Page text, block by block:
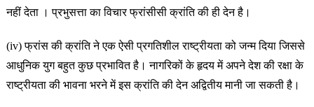
नहीं देता । प्रभुसत्ता का विचार फ्रांसीसी क्रांति की ही देन है।
(iv) फ्रांस की क्रांति ने एक ऐसी प्रगतिशील राष्ट्रीयता को जन्म दिया जिससे
आधुनिक युग बहुत कुछ प्रभावित है। नागरिकों के हृदय में अपने देश की रक्षा के
राष्ट्रीयता की भावना भरने में इस क्रांति की देन अद्वितीय मानी जा सकती है।